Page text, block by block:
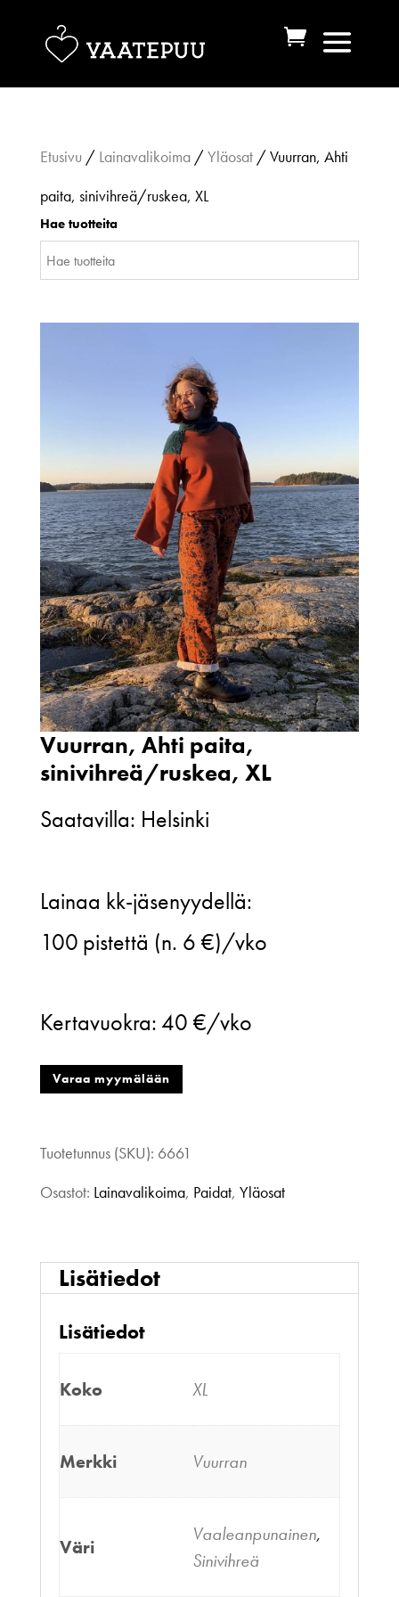
Etusivu / Lainavalikoima/Yläosat/ Vuurran, Ahti
paita, sinivihreä/ruskea, XL
Hae tuotteita
Vuurran, Ahti paita,
sinivihreä/ruskea, XL
Saatavilla: Helsinki
Ahti
paita,
XL
määrä
Lainaa kk-jäsenyydellä:
100 pistettä (n. 6 €)/vko
Kertavuokra:40 €/vko
Varaa myymälään
Tuotetunnus (SKU): 6661
Osastot: Lainavalikoima, Paidat, Yläosat
Lisätiedot
Lisätiedot
Koko XL
Merkki Vuurran
Väri
Vaaleanpunainen,
Sinivihreä